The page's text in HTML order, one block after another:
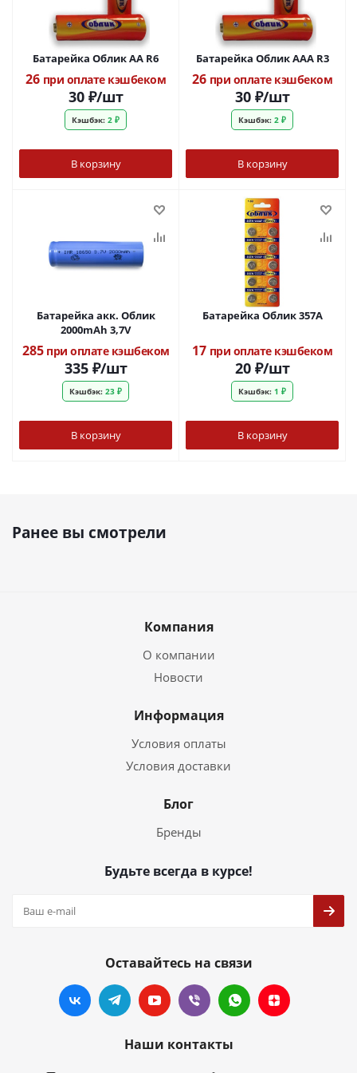
Батарейка Облик АА R6
26 при оплате кэшбеком
30₽/шт
Кэшбэк: 2 ₽
В корзину
Батарейка Облик ААА R3
26 при оплате кэшбеком
30₽/шт
Кэшбэк: 2 ₽
В корзину
Батарейка акк. Облик
2000mAh 3,7V
285при оплате кэшбеком
335₽/шт
Кэшбэк: 23 ₽
В корзину
Батарейка Облик 357А
17 при оплате кэшбеком
20₽/шт
Кэшбэк: 1 ₽
В корзину
Ранее вы смотрели
Компания
О компании
Новости
Информация
Условия оплаты
Условия доставки
Блог
Бренды
Будьте всегда в курсе!
Оставайтесь на связи
Наши контакты